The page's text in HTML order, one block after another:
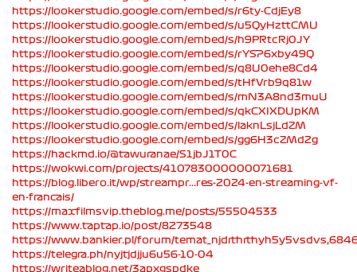
https://lookerstudio.google.com/embed/s/r6ty-CdjEy8
https://lookerstudio.google.com/embed/s/u5QyHzttCMU
https://lookerstudio.google.com/embed/s/h9PRtcRj0JY
https://lookerstudio.google.com/embed/s/rYSP6xby49Q
https://lookerstudio.google.com/embed/s/q8U0ehe8Cd4
https://lookerstudio.google.com/embed/s/tHfVrb9q81w
https://lookerstudio.google.com/embed/s/mN3A8nd3muU
https://lookerstudio.google.com/embed/s/qkCXIXDUpKM
https://lookerstudio.google.com/embed/s/laknLsjLdZM
https://lookerstudio.google.com/embed/s/gg6H3cZMd2g
https://hackmd.io/@tawuranae/S1jbJ1T0C
https://wokwi.com/projects/410783000000071681
https://blog.libero.it/wp/streampr...res-2024-en-streaming-vf-
en-francais/
https://maxfilmsvip.theblog.me/posts/55504533
https://www.taptap.io/post/8273548
https://www.bankier.pl/forum/
https://telegra.ph/nyjtjdjju6u56-10-04
https://writeablog.net/3apxgspdke